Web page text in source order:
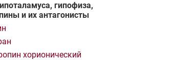
гипофиза,
и их антагонисты
хорионический